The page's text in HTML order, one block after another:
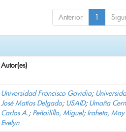
Anterior 1
Autor(es)
Universidad Francisco Gavidia;
José Matías Delgado; USAID; Umaña
Carlos A.; Peñailillo, Miguel; Iraheta, May
Evelyn